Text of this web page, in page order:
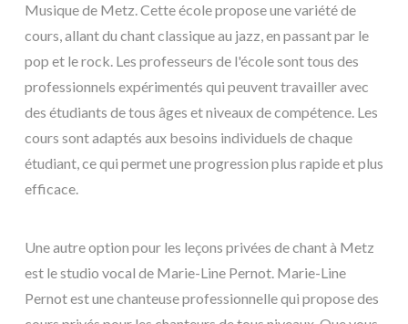
Musique de Metz. Cette école propose une variété de
cours, allant du chant classique au jazz, en passant par le
pop et le rock. Les professeurs de l'école sont tous des
professionnels expérimentés qui peuvent travailler avec
des étudiants de tous âges et niveaux de compétence. Les
cours sont adaptés aux besoins individuels de chaque
étudiant, ce qui permet une progression plus rapide et plus
efficace.
Une autre option pour les leçons privées de chant à Metz
est le studio vocal de Marie-Line Pernot. Marie-Line
Pernot est une chanteuse professionnelle qui propose des